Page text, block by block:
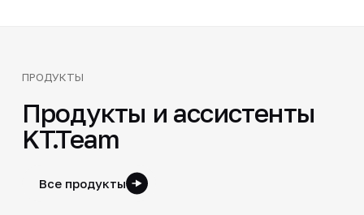
ПРОДУКТЫ
Продукты и ассистенты
KT.Team
Все продукты